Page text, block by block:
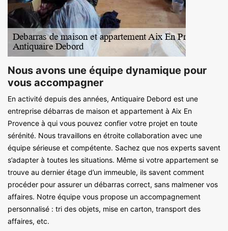
Nous avons une équipe dynamique pour
vous accompagner
En activité depuis des années, Antiquaire Debord est une
entreprise débarras de maison et appartement à Aix En
Provence à qui vous pouvez confier votre projet en toute
sérénité. Nous travaillons en étroite collaboration avec une
équipe sérieuse et compétente. Sachez que nos experts savent
s’adapter à toutes les situations. Même si votre appartement se
trouve au dernier étage d’un immeuble, ils savent comment
procéder pour assurer un débarras correct, sans malmener vos
affaires. Notre équipe vous propose un accompagnement
personnalisé : tri des objets, mise en carton, transport des
affaires, etc.